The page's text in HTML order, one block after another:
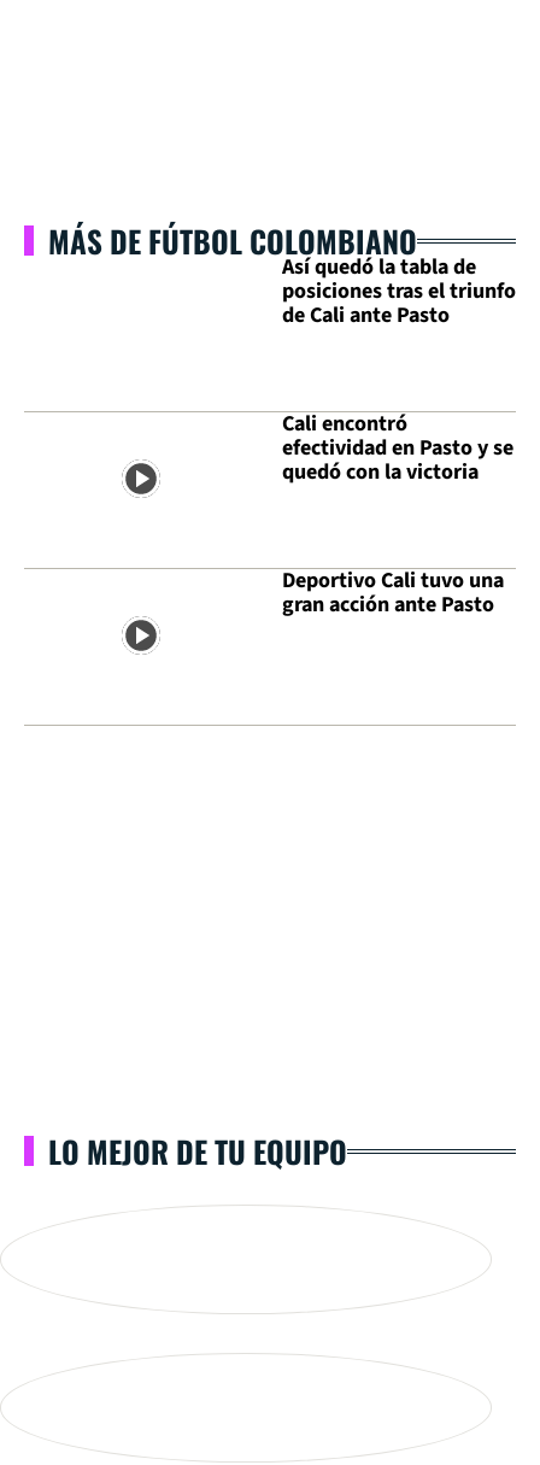
MÁS DE FÚTBOL COLOMBIANO
Así quedó la tabla de
posiciones tras el triunfo
de Cali ante Pasto
Cali encontró
efectividad en Pasto y se
quedó con la victoria
Deportivo Cali tuvo una
gran acción ante Pasto
LO MEJOR DE TU EQUIPO